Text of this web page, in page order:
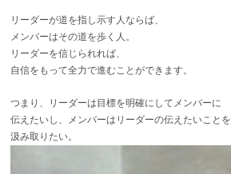
リーダーが道を指し示す人ならば、
メンバーはその道を歩く人。
リーダーを信じられれば、
自信をもって全力で進むことができます。
つまり、リーダーは目標を明確にしてメンバーに
伝えたいし、メンバーはリーダーの伝えたいことを
汲み取りたい。